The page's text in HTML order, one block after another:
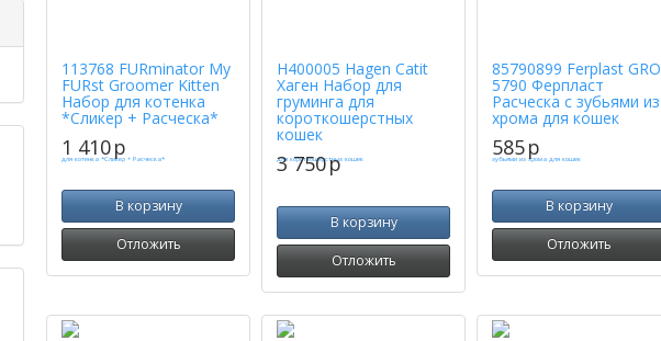
113768 FURminator My
FURst Groomer Kitten
Набор для котенка
*Сликер + Расческа*
1 410p
В корзину
Отложить
H400005 Hagen Catit
Хаген Набор для
груминга для
короткошерстных
кошек
3 750p
В корзину
Отложить
85790899 Ferplast GRO
5790 Ферпласт
Расческа с зубьями из
хрома для кошек
585p
В корзину
Отложить